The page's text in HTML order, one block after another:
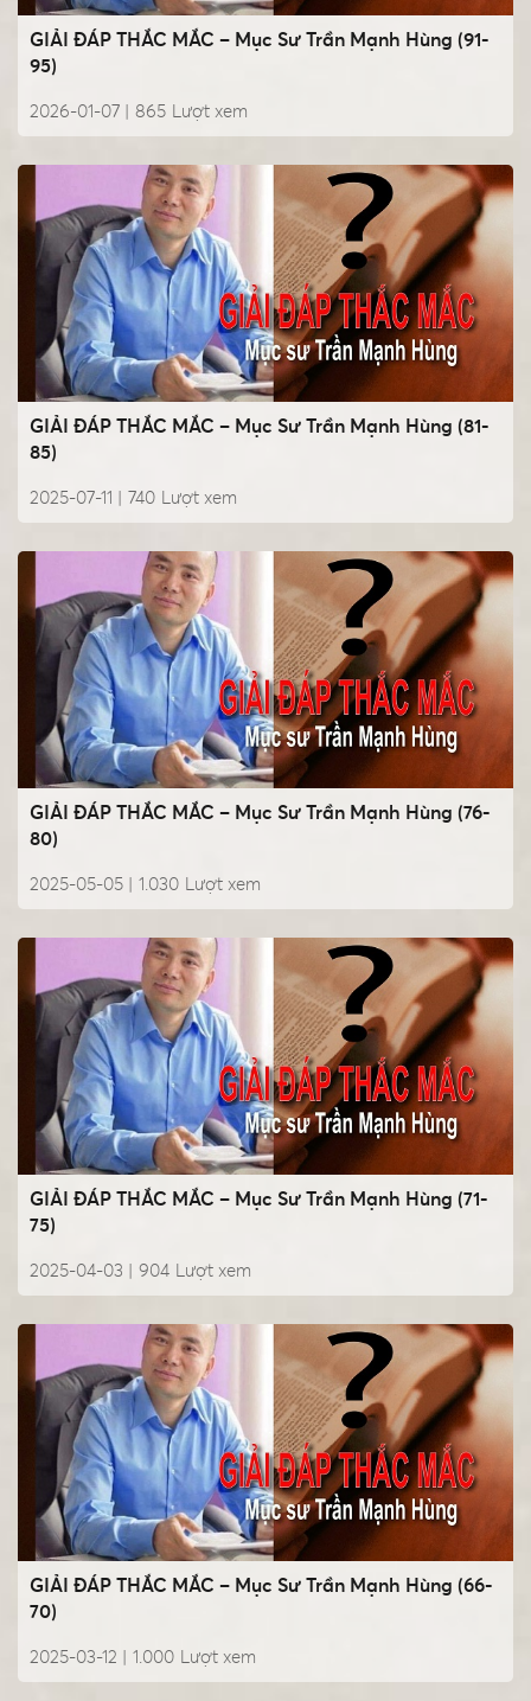
GIẢI ĐÁP THẮC MẮC – Mục Sư Trần Mạnh Hùng (91-
95)
2026-01-07 | Lượt xem
865
GIẢI ĐÁP THẮC MẮC – Mục Sư Trần Mạnh Hùng (81-
85)
2025-07-11 | Lượt xem
740
GIẢI ĐÁP THẮC MẮC – Mục Sư Trần Mạnh Hùng (76-
80)
2025-05-05 | Lượt xem
1.030
GIẢI ĐÁP THẮC MẮC – Mục Sư Trần Mạnh Hùng (71-
75)
2025-04-03 | Lượt xem
904
GIẢI ĐÁP THẮC MẮC – Mục Sư Trần Mạnh Hùng (66-
70)
2025-03-12 | Lượt xem
1.000